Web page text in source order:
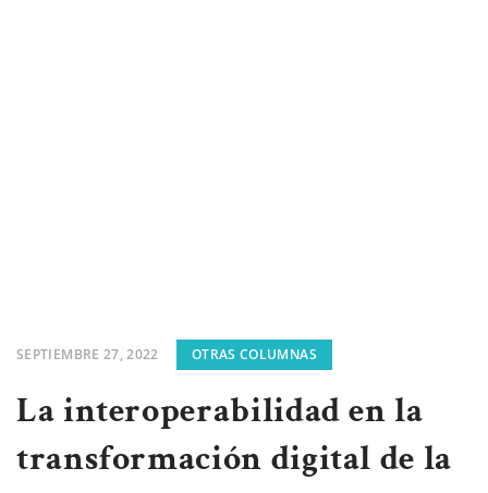
SEPTIEMBRE 27, 2022 OTRAS COLUMNAS
La interoperabilidad en la
transformación digital de la